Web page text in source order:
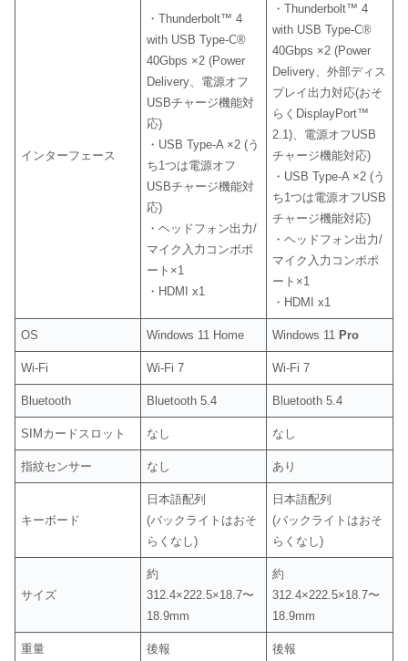
インターフェース
・Thunderbolt™ 4
with USB Type-C®
40Gbps ×2 (Power
Delivery、電源オフ
USBチャージ機能対
応)
・USB Type-A ×2 (う
ち1つは電源オフ
USBチャージ機能対
応)
・ヘッドフォン出力/
マイク入力コンボポ
ート×1
・HDMI x1
・Thunderbolt™ 4
with USB Type-C®
40Gbps ×2 (Power
Delivery、外部ディス
プレイ出力対応(おそ
らくDisplayPort™
2.1)、電源オフUSB
チャージ機能対応)
・USB Type-A ×2 (う
ち1つは電源オフUSB
チャージ機能対応)
・ヘッドフォン出力/
マイク入力コンボポ
ート×1
・HDMI x1
OS Windows 11 Home Windows 11 Pro
Wi-Fi Wi-Fi 7 Wi-Fi 7
Bluetooth Bluetooth 5.4 Bluetooth 5.4
SIMカードスロット なし なし
指紋センサー なし あり
キーボード
日本語配列
(バックライトはおそ
らくなし)
日本語配列
(バックライトはおそ
らくなし)
サイズ
約
312.4×222.5×18.7〜
18.9mm
約
312.4×222.5×18.7〜
18.9mm
重量 後報 後報